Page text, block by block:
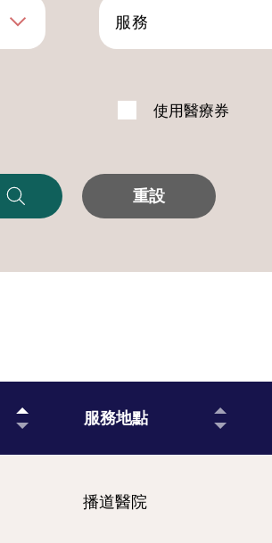
服務
使用醫療券
重設
服務地點
播道醫院